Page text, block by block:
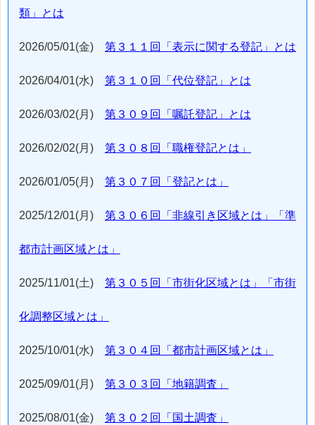
類」とは
2026/05/01(金) 第３１１回「表示に関する登記」とは
2026/04/01(水) 第３１０回「代位登記」とは
2026/03/02(月) 第３０９回「嘱託登記」とは
2026/02/02(月) 第３０８回「職権登記とは」
2026/01/05(月) 第３０７回「登記とは」
2025/12/01(月) 第３０６回「非線引き区域とは」「準
都市計画区域とは」
2025/11/01(土) 第３０５回「市街化区域とは」「市街
化調整区域とは」
2025/10/01(水) 第３０４回「都市計画区域とは」
2025/09/01(月) 第３０３回「地籍調査」
2025/08/01(金) 第３０２回「国土調査」